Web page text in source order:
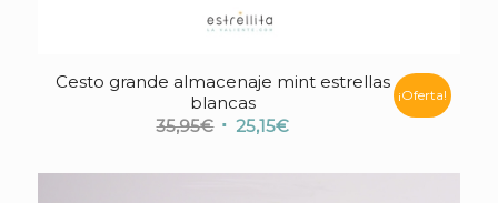
4.25
Cesto grande almacenaje mint estrellas
blancas
35,95€ El
original
25,15€El
actual
¡Oferta!